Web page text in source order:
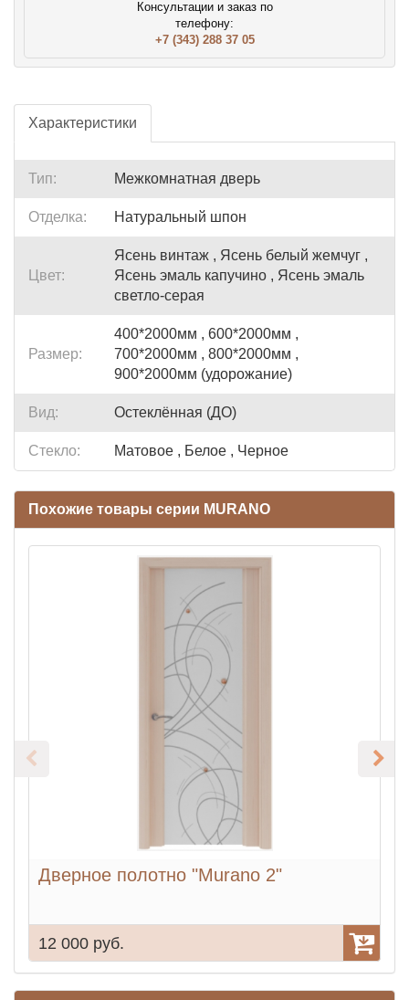
Консультации и заказ по
телефону:
+7 (343) 288 37 05
Характеристики
Тип: Межкомнатная дверь
Отделка: Натуральный шпон
Цвет:
Ясень винтаж , Ясень белый жемчуг ,
Ясень эмаль капучино , Ясень эмаль
светло-серая
Размер:
400*2000мм , 600*2000мм ,
700*2000мм , 800*2000мм ,
900*2000мм (удорожание)
Вид: Остеклённая (ДО)
Стекло: Матовое , Белое , Черное
Похожие товары серии MURANO
Дверное полотно "Murano 2"
12 000 руб.